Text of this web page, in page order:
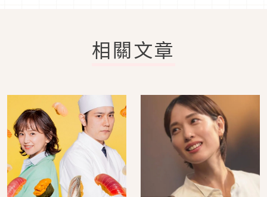
相關文章